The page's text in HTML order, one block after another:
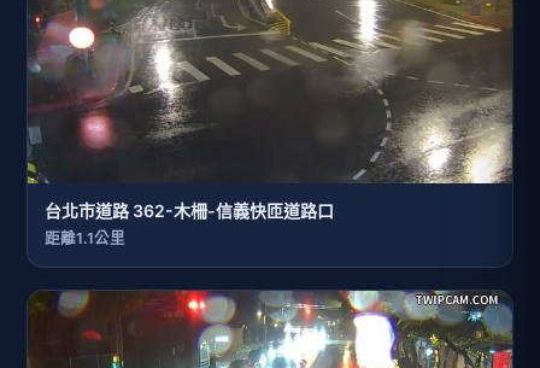
台北市道路 362-木柵-信義快匝道路口
距離1.1公里